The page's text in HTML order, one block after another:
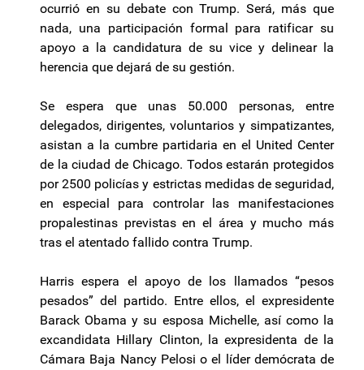
ocurrió en su debate con Trump. Será, más que
nada, una participación formal para ratificar su
apoyo a la candidatura de su vice y delinear la
herencia que dejará de su gestión.
Se espera que unas 50.000 personas, entre
delegados, dirigentes, voluntarios y simpatizantes,
asistan a la cumbre partidaria en el United Center
de la ciudad de Chicago. Todos estarán protegidos
por 2500 policías y estrictas medidas de seguridad,
en especial para controlar las manifestaciones
propalestinas previstas en el área y mucho más
tras el atentado fallido contra Trump.
Harris espera el apoyo de los llamados “pesos
pesados” del partido. Entre ellos, el expresidente
Barack Obama y su esposa Michelle, así como la
excandidata Hillary Clinton, la expresidenta de la
Cámara Baja Nancy Pelosi o el líder demócrata de